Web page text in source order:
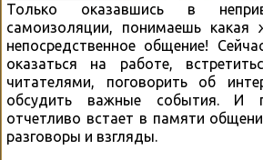
Только оказавшись в
самоизоляции, понимаешь какая
непосредственное общение!
оказаться на работе,
читателями, поговорить об
обсудить важные события. И
отчетливо встает в памяти
разговоры и взгляды.